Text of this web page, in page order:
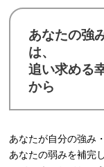
あなたの強
は、
追い求める
から
あなたが自分の強み
あなたの弱みを補完